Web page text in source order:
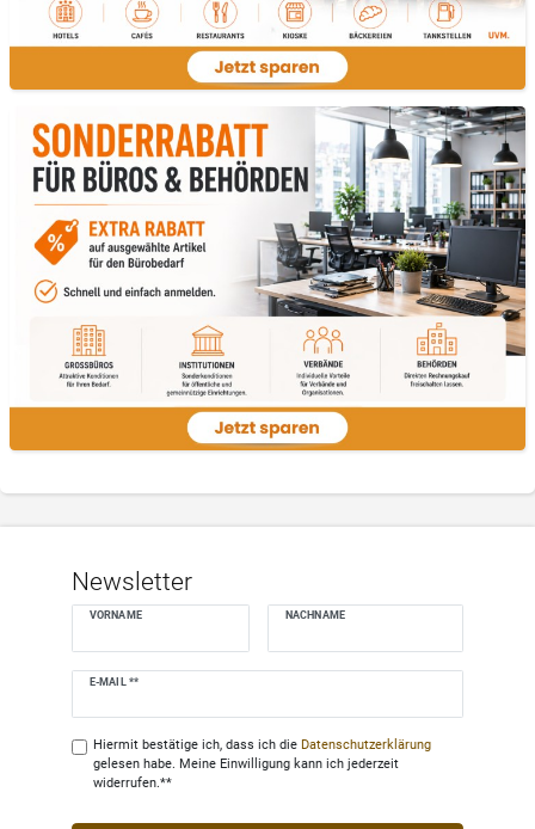
Newsletter
VORNAME NACHNAME
E-MAIL **
Newsletter
Hiermit bestätige ich, dass ich die Daten­schutz­erklärung
gelesen habe. Meine Einwilligung kann ich jederzeit
widerrufen.**